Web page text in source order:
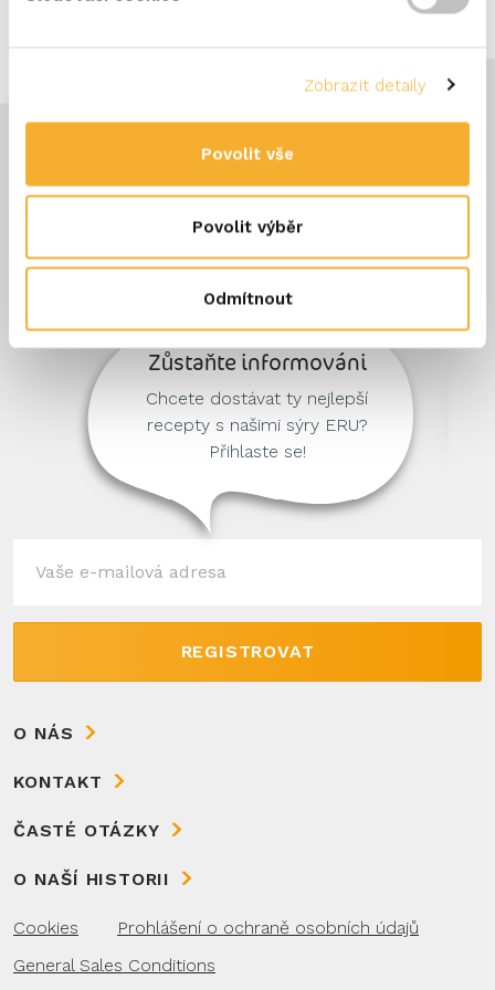
Zobrazit detaily
Povolit vše
Povolit výběr
Odmítnout
O NÁS
KONTAKT
ČASTÉ OTÁZKY
O NAŠÍ HISTORII
Cookies
Prohlášení o ochraně osobních údajů
General Sales Conditions
Zůstaňte informováni
Chcete dostávat ty nejlepší
recepty s našimi sýry ERU?
Přihlaste se!
REGISTROVAT